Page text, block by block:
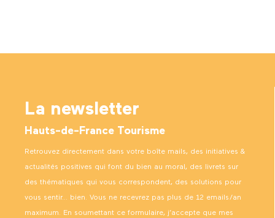
La newsletter
Hauts-de-France Tourisme
Retrouvez directement dans votre boîte mails, des initiatives &
actualités positives qui font du bien au moral, des livrets sur
des thématiques qui vous correspondent, des solutions pour
vous sentir… bien. Vous ne recevrez pas plus de 12 emails/an
maximum. En soumettant ce formulaire, j’accepte que mes